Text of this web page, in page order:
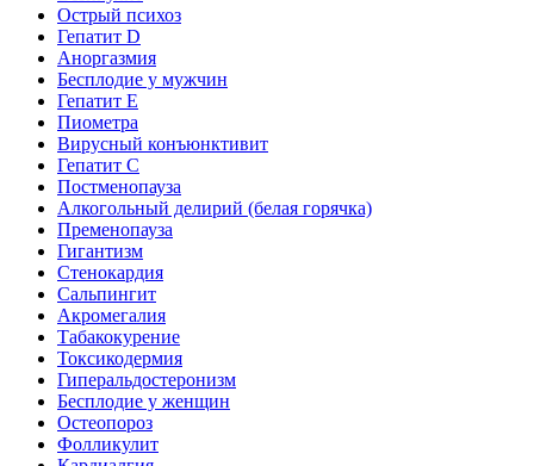
Острый психоз
Гепатит D
Аноргазмия
Бесплодие у мужчин
Гепатит E
Пиометра
Вирусный конъюнктивит
Гепатит C
Постменопауза
Алкогольный делирий (белая горячка)
Пременопауза
Гигантизм
Стенокардия
Сальпингит
Акромегалия
Табакокурение
Токсикодермия
Гиперальдостеронизм
Бесплодие у женщин
Остеопороз
Фолликулит